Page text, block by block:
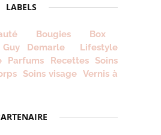
LABELS
Bougies
Box
Guy Demarle
Lifestyle
Parfums Recettes Soins
Soins visage Vernis à